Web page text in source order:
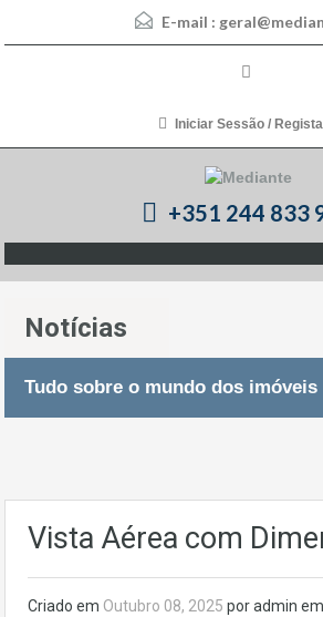
E-mail :
Iniciar Sessão /
+351 244 833
Notícias
Tudo sobre o mundo dos imóveis
Vista Aérea com
Criado em Outubro 08, 2025 por admin em